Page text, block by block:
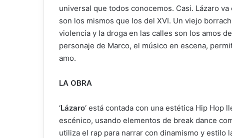
universal que todos conocemos. Casi. Lázaro
son los mismos que los del XVI. Un viejo
violencia y la droga en las calles son los amos
personaje de Marco, el músico en escena,
amo.
LA OBRA
‘Lázaro‘ está contada con una estética Hip Hop
escénico, usando elementos de break dance
utiliza el rap para narrar con dinamismo y estilo